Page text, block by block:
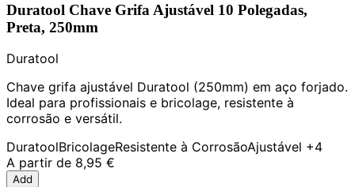
Duratool Chave Grifa Ajustável 10 Polegadas,
Preta, 250mm
Duratool
Chave grifa ajustável Duratool (250mm) em aço forjado.
Ideal para profissionais e bricolage, resistente à
corrosão e versátil.
DuratoolBricolageResistente à CorrosãoAjustável +4
A partir de 8,95 €
Add